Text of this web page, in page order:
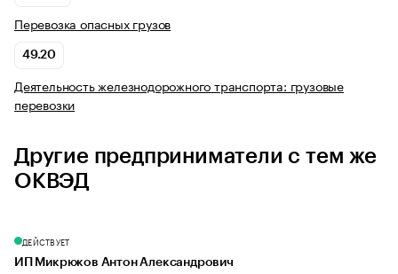
Перевозка опасных грузов
49.20
Деятельность железнодорожного транспорта: грузовые
перевозки
Другие предприниматели с тем же
ОКВЭД
ДЕЙСТВУЕТ
ИП Микрюков Антон Александрович